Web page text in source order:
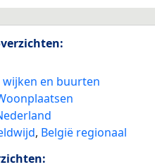
wijken en buurten
, België regionaal